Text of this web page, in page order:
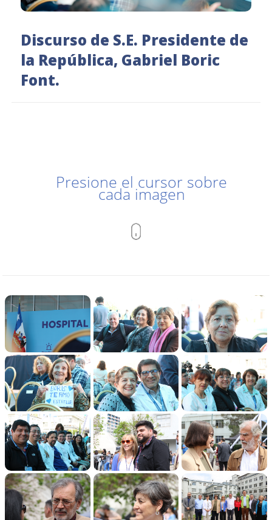
Discurso de S.E. Presidente de
la República, Gabriel Boric
Font.
Presione el cursor sobre
cada imagen